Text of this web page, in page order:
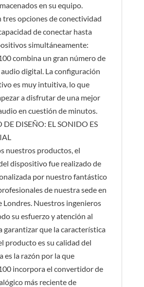
en su equipo.
tres opciones de conectividad
de conectar hasta
simultáneamente:
combina un gran número de
digital. La configuración
es muy intuitiva, lo que
a disfrutar de una mejor
en cuestión de minutos.
DE DISEÑO: EL SONIDO ES
nuestros productos, el
dispositivo fue realizado de
por nuestro fantástico
de nuestra sede en
Londres. Nuestros ingenieros
su esfuerzo y atención al
garantizar que la característica
producto es su calidad del
es la razón por la que
incorpora el convertidor de
más reciente de